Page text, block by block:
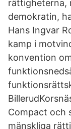
rättigheterna,
demokratin,
Hans Ingvar
kamp i
konvention
Compact och
mänskliga